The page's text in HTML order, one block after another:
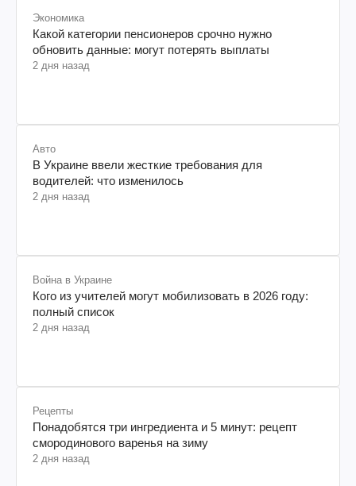
Экономика
Какой категории пенсионеров срочно нужно
обновить данные: могут потерять выплаты
2 дня назад
Авто
В Украине ввели жесткие требования для
водителей: что изменилось
2 дня назад
Война в Украине
Кого из учителей могут мобилизовать в 2026 году:
полный список
2 дня назад
Рецепты
Понадобятся три ингредиента и 5 минут: рецепт
смородинового варенья на зиму
2 дня назад